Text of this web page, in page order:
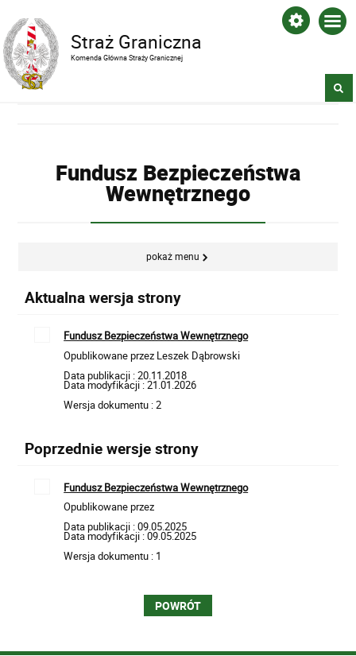
Straż Graniczna
Komenda Główna Straży Granicznej
Fundusz Bezpieczeństwa
Wewnętrznego
pokaż menu
Aktualna wersja strony
Fundusz Bezpieczeństwa Wewnętrznego
Opublikowane przez Leszek Dąbrowski
Data publikacji : 20.11.2018
Data modyfikacji : 21.01.2026
Wersja dokumentu : 2
Poprzednie wersje strony
Fundusz Bezpieczeństwa Wewnętrznego
Opublikowane przez
Data publikacji : 09.05.2025
Data modyfikacji : 09.05.2025
Wersja dokumentu : 1
POWRÓT